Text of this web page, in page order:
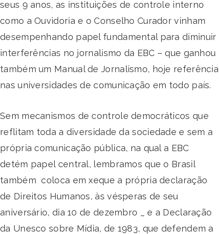
seus 9 anos, as instituições de controle interno
como a Ouvidoria e o Conselho Curador vinham
desempenhando papel fundamental para diminuir
interferências no jornalismo da EBC – que ganhou
também um Manual de Jornalismo, hoje referência
nas universidades de comunicação em todo país.
Sem mecanismos de controle democráticos que
reflitam toda a diversidade da sociedade e sem a
própria comunicação pública, na qual a EBC
detém papel central, lembramos que o Brasil
também coloca em xeque a própria declaração
de Direitos Humanos, às vésperas de seu
aniversário, dia 10 de dezembro _ e a Declaração
da Unesco sobre Mídia, de 1983, que defendem a